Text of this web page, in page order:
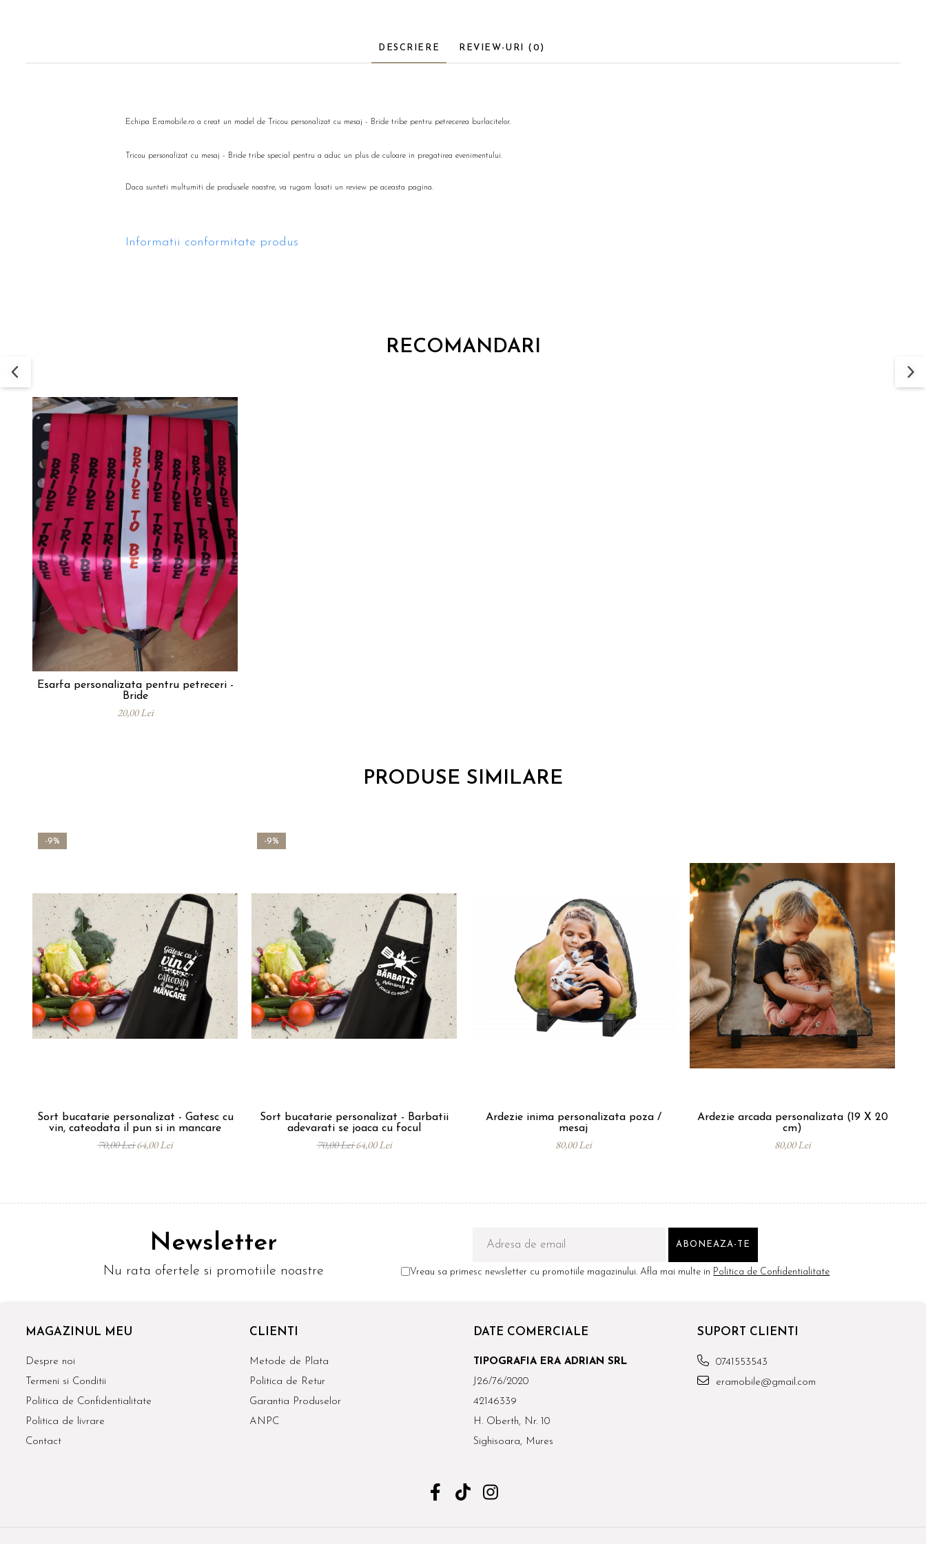
DESCRIERE REVIEW-URI (0)
Echipa Eramobile.ro a creat un model de Tricou personalizat cu mesaj - Bride tribe pentru petrecerea burlacitelor.
Tricou personalizat cu mesaj - Bride tribe special pentru a aduc un plus de culoare in pregatirea evenimentului.
Daca sunteti multumiti de produsele noastre, va rugam lasati un review pe aceasta pagina.
Informatii conformitate produs
RECOMANDARI
Esarfa personalizata pentru petreceri -
Bride
20,00 Lei
PRODUSE SIMILARE
-9%
Sort bucatarie personalizat - Gatesc cu
vin, cateodata il pun si in mancare
70,00 Lei64,00 Lei
-9%
Sort bucatarie personalizat - Barbatii
adevarati se joaca cu focul
70,00 Lei64,00 Lei
Ardezie inima personalizata poza /
mesaj
80,00 Lei
Ardezie arcada personalizata (19 X 20
cm)
80,00 Lei
Newsletter
Nu rata ofertele si promotiile noastre Vreau sa primesc newsletter cu promotiile magazinului. Afla mai multe in Politica de Confidentialitate
MAGAZINUL MEU
Despre noi
Termeni si Conditii
Politica de Confidentialitate
Politica de livrare
Contact
CLIENTI
Metode de Plata
Politica de Retur
Garantia Produselor
ANPC
DATE COMERCIALE
TIPOGRAFIA ERA ADRIAN SRL
J26/76/2020
42146339
H. Oberth, Nr. 10
Sighisoara, Mures
SUPORT CLIENTI
0741553543
eramobile@gmail.com